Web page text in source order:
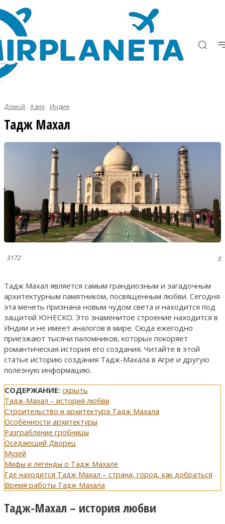
Домой Азия Индия
Тадж Махал
3172 4
Тадж Махал является самым грандиозным и загадочным
архитектурным памятником, посвященным любви. Сегодня
эта мечеть признана новым чудом света и находится под
защитой ЮНЕСКО. Это знаменитое строение находится в
Индии и не имеет аналогов в мире. Сюда ежегодно
приезжают тысячи паломников, которых покоряет
романтическая история его создания. Читайте в этой
статье историю создания Тадж-Махала в Агре и другую
полезную информацию.
СОДЕРЖАНИЕ: скрыть
Тадж-Махал – история любви
Строительство и архитектура Тадж Махала
Особенности архитектуры
Разграбление гробницы
Оседающий Дворец
Музей
Мифы и легенды о Тадж Махале
Где находится Тадж Махал – страна, город, как добраться
Время работы Тадж Махала
Тадж-Махал – история любви